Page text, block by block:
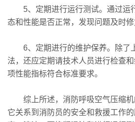
5、定期进行运行测试。通过运
态和性能是否正常，发现问题及时修
6、定期进行的维护保养。除了
法，还应定期请技术人员进行检查
项性能指标符合标准要求。
综上所述，消防呼吸空气压缩机
它关系到消防员的安全和救援工作